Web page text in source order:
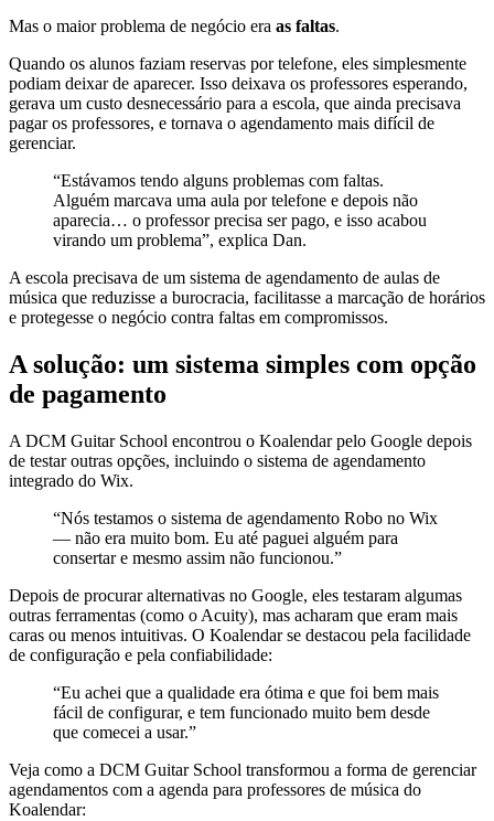
Mas o maior problema de negócio era as faltas.
Quando os alunos faziam reservas por telefone, eles simplesmente
podiam deixar de aparecer. Isso deixava os professores esperando,
gerava um custo desnecessário para a escola, que ainda precisava
pagar os professores, e tornava o agendamento mais difícil de
gerenciar.
“Estávamos tendo alguns problemas com faltas.
Alguém marcava uma aula por telefone e depois não
aparecia… o professor precisa ser pago, e isso acabou
virando um problema”, explica Dan.
A escola precisava de um sistema de agendamento de aulas de
música que reduzisse a burocracia, facilitasse a marcação de horários
e protegesse o negócio contra faltas em compromissos.
A solução: um sistema simples com opção
de pagamento
A DCM Guitar School encontrou o Koalendar pelo Google depois
de testar outras opções, incluindo o sistema de agendamento
integrado do Wix.
“Nós testamos o sistema de agendamento Robo no Wix
— não era muito bom. Eu até paguei alguém para
consertar e mesmo assim não funcionou.”
Depois de procurar alternativas no Google, eles testaram algumas
outras ferramentas (como o Acuity), mas acharam que eram mais
caras ou menos intuitivas. O Koalendar se destacou pela facilidade
de configuração e pela confiabilidade:
“Eu achei que a qualidade era ótima e que foi bem mais
fácil de configurar, e tem funcionado muito bem desde
que comecei a usar.”
Veja como a DCM Guitar School transformou a forma de gerenciar
agendamentos com a agenda para professores de música do
Koalendar: